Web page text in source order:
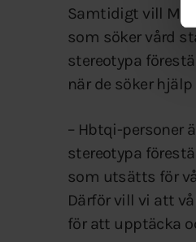
Samtidigt vill MP
som söker vård
stereotypa
när de söker
– Hbtqi-personer
stereotypa
som utsätts för
Därför vill vi att
för att upptäcka